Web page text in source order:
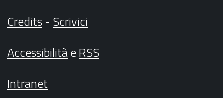
Credits- Scrivici
AccessibilitàeRSS
Intranet